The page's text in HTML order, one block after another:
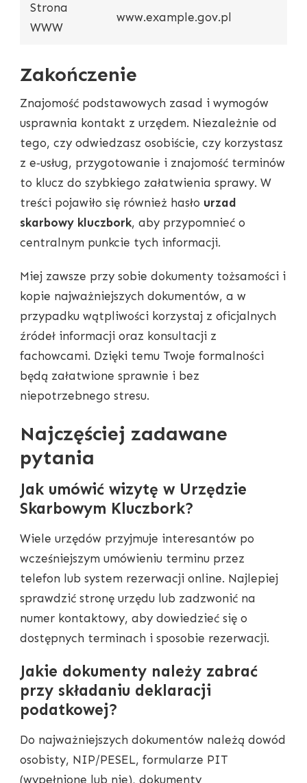
Strona
WWW
www.example.gov.pl
Zakończenie
Znajomość podstawowych zasad i wymogów
usprawnia kontakt z urzędem. Niezależnie od
tego, czy odwiedzasz osobiście, czy korzystasz
z e‑usług, przygotowanie i znajomość terminów
to klucz do szybkiego załatwienia sprawy. W
treści pojawiło się również hasło urzad
skarbowy kluczbork, aby przypomnieć o
centralnym punkcie tych informacji.
Miej zawsze przy sobie dokumenty tożsamości i
kopie najważniejszych dokumentów, a w
przypadku wątpliwości korzystaj z oficjalnych
źródeł informacji oraz konsultacji z
fachowcami. Dzięki temu Twoje formalności
będą załatwione sprawnie i bez
niepotrzebnego stresu.
Najczęściej zadawane
pytania
Jak umówić wizytę w Urzędzie
Skarbowym Kluczbork?
Wiele urzędów przyjmuje interesantów po
wcześniejszym umówieniu terminu przez
telefon lub system rezerwacji online. Najlepiej
sprawdzić stronę urzędu lub zadzwonić na
numer kontaktowy, aby dowiedzieć się o
dostępnych terminach i sposobie rezerwacji.
Jakie dokumenty należy zabrać
przy składaniu deklaracji
podatkowej?
Do najważniejszych dokumentów należą dowód
osobisty, NIP/PESEL, formularze PIT
(wypełnione lub nie), dokumenty